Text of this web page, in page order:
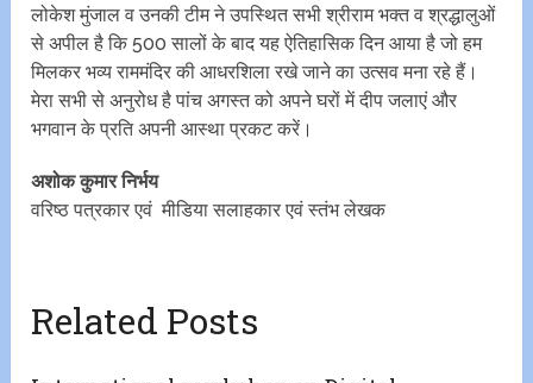
लोकेश मुंजाल व उनकी टीम ने उपस्थित सभी श्रीराम भक्त व श्रद्धालुओं
से अपील है कि 500 सालों के बाद यह ऐतिहासिक दिन आया है जो हम
मिलकर भव्य राममंदिर की आधरशिला रखे जाने का उत्सव मना रहे हैं।
मेरा सभी से अनुरोध है पांच अगस्त को अपने घरों में दीप जलाएं और
भगवान के प्रति अपनी आस्था प्रकट करें।
अशोक कुमार निर्भय
वरिष्ठ पत्रकार एवं मीडिया सलाहकार एवं स्तंभ लेखक
Related Posts